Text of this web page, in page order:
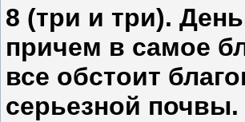
8 (три и три).
причем в самое
все обстоит
серьезной почвы.